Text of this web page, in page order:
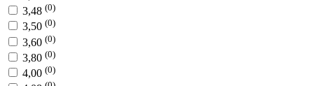
3,48 (0)
3,50 (0)
3,60 (0)
3,80 (0)
4,00 (0)